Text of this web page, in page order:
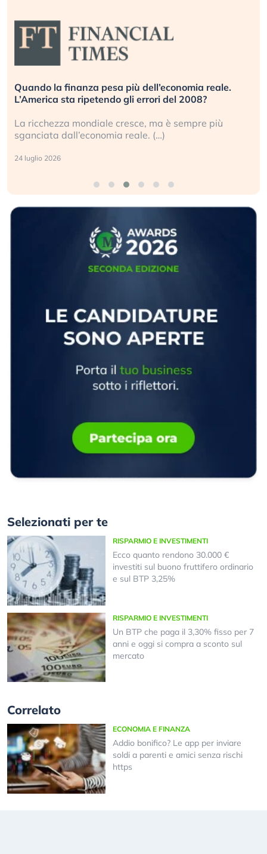
Quando la finanza pesa più dell’economia reale.
L’America sta ripetendo gli errori del 2008?
La ricchezza mondiale cresce, ma è sempre più
sganciata dall’economia reale. (…)
24 luglio 2026
Selezionati per te
RISPARMIO E INVESTIMENTI
Ecco quanto rendono 30.000 €
investiti sul buono fruttifero ordinario
e sul BTP 3,25%
RISPARMIO E INVESTIMENTI
Un BTP che paga il 3,30% fisso per 7
anni e oggi si compra a sconto sul
mercato
Correlato
ECONOMIA E FINANZA
Addio bonifico? Le app per inviare
soldi a parenti e amici senza rischi
https